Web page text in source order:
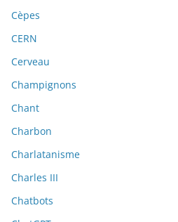
Cèpes
CERN
Cerveau
Champignons
Chant
Charbon
Charlatanisme
Charles III
Chatbots